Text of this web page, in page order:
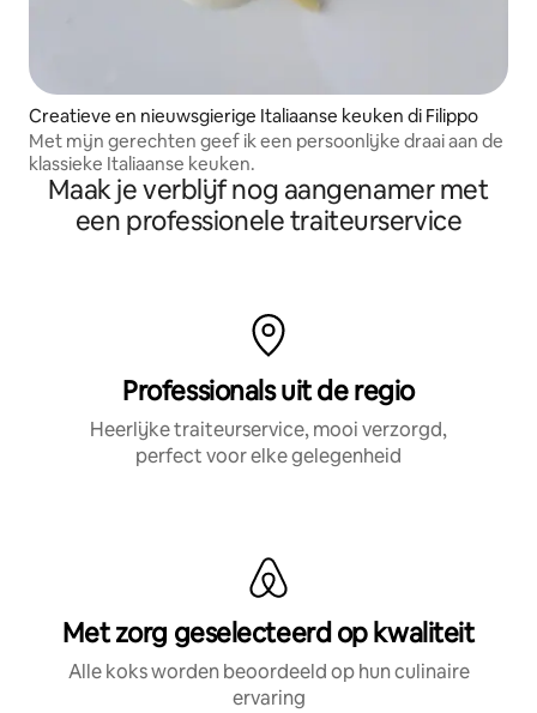
Creatieve en nieuwsgierige Italiaanse keuken di Filippo
Met mijn gerechten geef ik een persoonlijke draai aan de
klassieke Italiaanse keuken.
Maak je verblijf nog aangenamer met
een professionele traiteurservice
Professionals uit de regio
Heerlijke traiteurservice, mooi verzorgd,
perfect voor elke gelegenheid
Met zorg geselecteerd op kwaliteit
Alle koks worden beoordeeld op hun culinaire
ervaring